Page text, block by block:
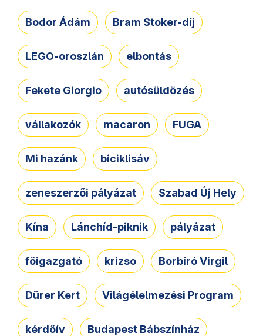
Bodor Ádám Bram Stoker-díj
LEGO-oroszlán elbontás
Fekete Giorgio autósüldözés
vállakozók macaron FUGA
Mi hazánk biciklisáv
zeneszerzői pályázat Szabad Új Hely
Kína Lánchíd-piknik pályázat
főigazgató krizso Borbíró Virgil
Dürer Kert Világélelmezési Program
kérdőív Budapest Bábszínház